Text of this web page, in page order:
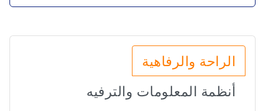
الراحة والرفاهية
أنظمة المعلومات والترفيه